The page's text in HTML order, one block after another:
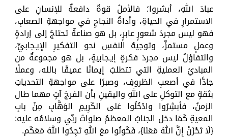
عبادَ اللهِ، أبشروا؛ فالأملُ قوةٌ دافعةٌ للإنسانِ على
الاستمرارِ في الحياةِ، وأداةُ النجاحِ في مواجهةِ الصعابِ،
فهو ليس مجردَ شعورٍ عابرٍ، بل هو صناعةٌ تحتاجُ إلى إرادةٍ
وعملٍ مستمرٍّ، وتوجيهُ النفسِ نحو التفكيرِ الإيـجابيِّ،
والتفاؤلُ ليس مجردَ فكرةٍ إيـجابيةٍ، بل هو مجموعةٌ من
المبادئِ العمليةِ التي تتطلبُ إيمانًا عميقًا بالله، وعملًا
جادًّا في أصعبِ الظروفِ، وصبرًا على مواجهةِ التحدياتِ
بثقةٍ مع التوكلِ على اللهِ واليقينِ بأن الفرجَ آتٍ مهما طال
الزمنُ، فأبشِرُوا وادْخُلُوا عَلى الكَرِيمِ الوَهَّابِ مِنْ بابِ
المعيةِ كَمَا دخل الجنابُ المعظمُ صلواتُ ربِّي وسلامُه عليه:
{لَا تَحْزَنْ إِنَّ اللهَ مَعَنَا}، فَكُونُوا معَ اللهِ تَجِدُوا اللهَ مَعَكُم.